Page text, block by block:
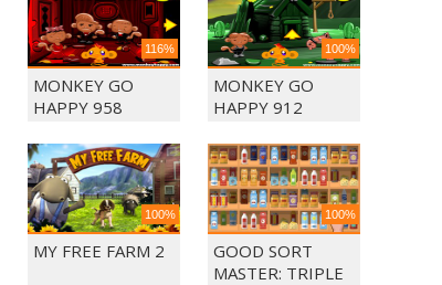
116%
MONKEY GO
HAPPY 958
100%
MONKEY GO
HAPPY 912
100%
MY FREE FARM 2
100%
GOOD SORT
MASTER: TRIPLE